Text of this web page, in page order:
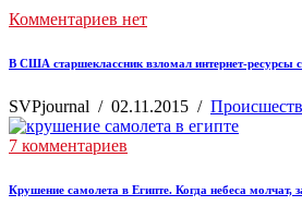
Комментариев нет
В США старшеклассник взломал интернет-ресурсы
SVPjournal / 02.11.2015 /
7 комментариев
Крушение самолета в Египте. Когда небеса молчат,